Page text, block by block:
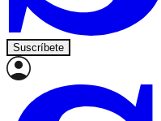
Suscríbete